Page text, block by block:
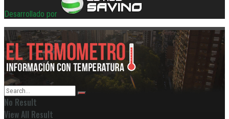
Desarrollado por
No Result
View All Result